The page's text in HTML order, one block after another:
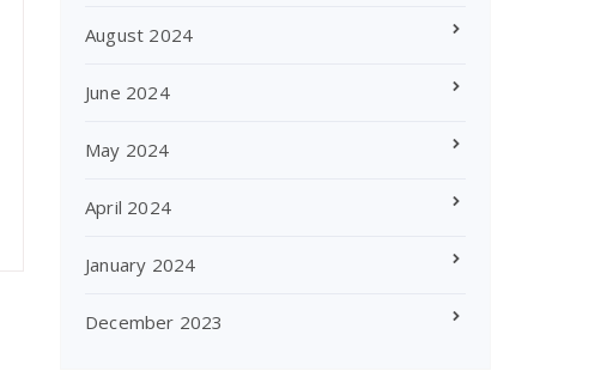
August 2024
June 2024
May 2024
April 2024
January 2024
December 2023